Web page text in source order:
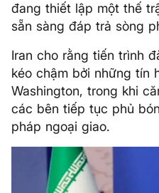
đang thiết lập một thế
sẵn sàng đáp trả sòng
Iran cho rằng tiến trình
kéo chậm bởi những tín
Washington, trong khi
các bên tiếp tục phủ
pháp ngoại giao.